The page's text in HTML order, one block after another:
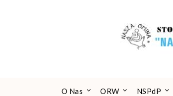
O Nas ORW NSPdP